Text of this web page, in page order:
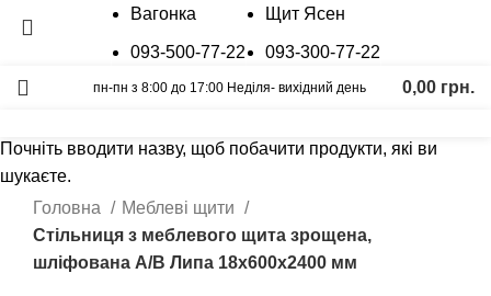
Вагонка
093-500-77-22
Щит Ясен
093-300-77-22
пн-пн з 8:00 до 17:00 Неділя- вихідний день 0,00 грн.
Натисніть, щоб збільшити
Головна
Меблеві щити
Стільниця з меблевого щита зрощена,
шліфована А/В Липа 18х600х2400 мм
Почніть вводити назву, щоб побачити продукти, які ви
шукаєте.